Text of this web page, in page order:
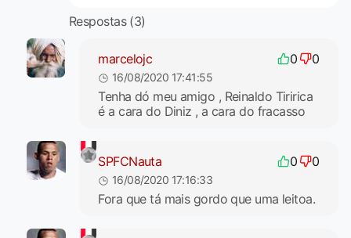
Respostas (3)
marcelojc 0 0
16/08/2020 17:41:55
Tenha dó meu amigo , Reinaldo Tiririca
é a cara do Diniz , a cara do fracasso
SPFCNauta 0 0
16/08/2020 17:16:33
Fora que tá mais gordo que uma leitoa.